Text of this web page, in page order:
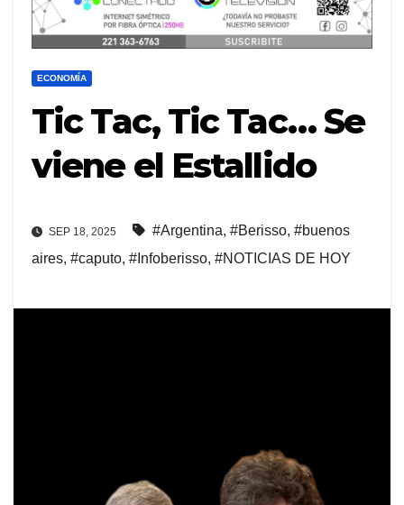
ECONOMÍA
Tic Tac, Tic Tac… Se
viene el Estallido
SEP 18, 2025 #Argentina, #Berisso, #buenos
aires, #caputo, #Infoberisso, #NOTICIAS DE HOY